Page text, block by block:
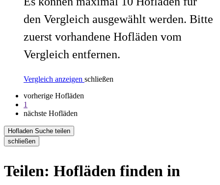
den Vergleich ausgewählt werden. Bitte
zuerst vorhandene Hofläden vom
Vergleich entfernen.
Vergleich anzeigen schließen
vorherige Hofläden
1
nächste Hofläden
Hofladen Suche teilen
schließen
Teilen: Hofläden finden in